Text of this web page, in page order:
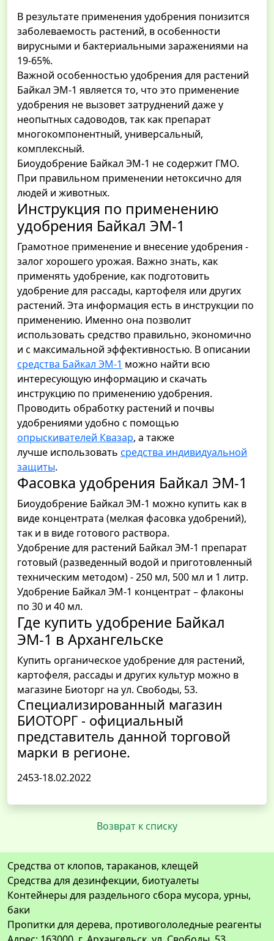
В результате применения удобрения понизится
заболеваемость растений, в особенности
вирусными и бактериальными заражениями на
19-65%.
Важной особенностью удобрения для растений
Байкал ЭМ-1 является то, что это применение
удобрения не вызовет затруднений даже у
неопытных садоводов, так как препарат
многокомпонентный, универсальный,
комплексный.
Биоудобрение Байкал ЭМ-1 не содержит ГМО.
При правильном применении нетоксично для
людей и животных.
Инструкция по применению
удобрения Байкал ЭМ-1
Грамотное применение и внесение удобрения -
залог хорошего урожая. Важно знать, как
применять удобрение, как подготовить
удобрение для рассады, картофеля или других
растений. Эта информация есть в инструкции по
применению. Именно она позволит
использовать средство правильно, экономично
и с максимальной эффективностью. В описании
средства Байкал ЭМ-1 можно найти всю
интересующую информацию и скачать
инструкцию по применению удобрения.
Проводить обработку растений и почвы
удобрениями удобно с помощью
опрыскивателей Квазар, а также
лучше использовать средства индивидуальной
защиты.
Фасовка удобрения Байкал ЭМ-1
Биоудобрение Байкал ЭМ-1 можно купить как в
виде концентрата (мелкая фасовка удобрений),
так и в виде готового раствора.
Удобрение для растений Байкал ЭМ-1 препарат
готовый (разведенный водой и приготовленный
техническим методом) - 250 мл, 500 мл и 1 литр.
Удобрение Байкал ЭМ-1 концентрат – флаконы
по 30 и 40 мл.
Где купить удобрение Байкал
ЭМ-1 в Архангельске
Купить органическое удобрение для растений,
картофеля, рассады и других культур можно в
магазине Биоторг на ул. Свободы, 53.
Специализированный магазин
БИОТОРГ - официальный
представитель данной торговой
марки в регионе.
2453-18.02.2022
Возврат к списку
Средства от клопов, тараканов, клещей
Средства для дезинфекции, биотуалеты
Контейнеры для раздельного сбора мусора, урны,
баки
Пропитки для дерева, противогололедные реагенты